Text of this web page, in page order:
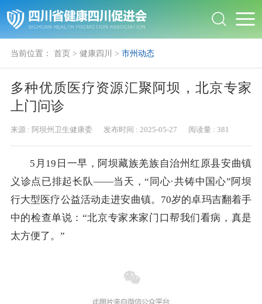
当前位置： 首页 > 健康四川 > 市州动态
多种优质医疗资源汇聚阿坝，北京专家
上门问诊
来源 : 阿坝州卫生健康委 发布时间 :2025-05-27 阅读量 :381
5月19日一早，阿坝藏族羌族自治州红原县安曲镇
义诊点已排起长队——当天，“同心·共铸中国心”阿坝
行大型医疗公益活动走进安曲镇。70岁的卓玛吉翻着手
中的检查单说：“北京专家来家门口帮我们看病，真是
太方便了。”